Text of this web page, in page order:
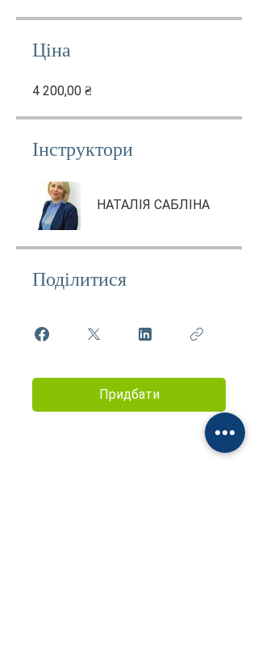
Ціна
4 200,00 ₴
Інструктори
НАТАЛІЯ САБЛІНА
Поділитися
Придбати